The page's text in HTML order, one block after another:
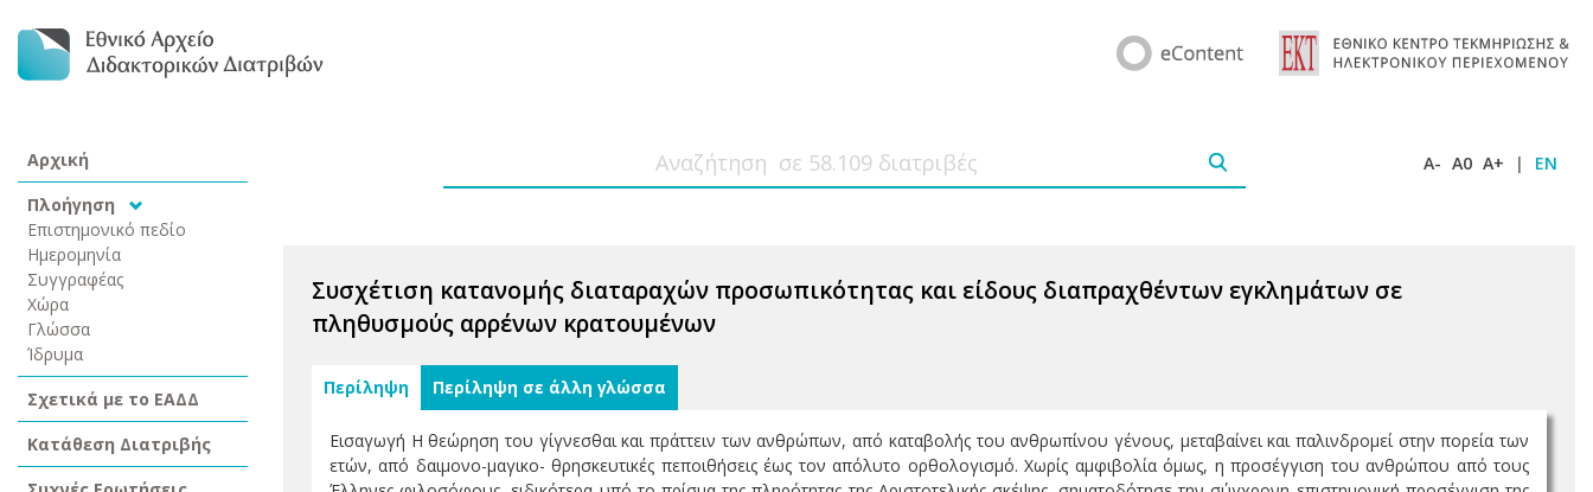
Αρχική
Πλοήγηση
Επιστημονικό πεδίο
Ημερομηνία
Συγγραφέας
Χώρα
Γλώσσα
Ίδρυμα
Σχετικά με το ΕΑΔΔ
Κατάθεση Διατριβής
A- A0 A+ | EN
Συσχέτιση κατανομής διαταραχών προσωπικότητας και είδους διαπραχθέντων εγκλημάτων σε
πληθυσμούς αρρένων κρατουμένων
Περίληψη Περίληψη σε άλλη γλώσσα
Εισαγωγή Η θεώρηση του γίγνεσθαι και πράττειν των ανθρώπων, από καταβολής του ανθρωπίνου γένους, μεταβαίνει και παλινδρομεί στην πορεία των
ετών, από δαιμονο-μαγικο- θρησκευτικές πεποιθήσεις έως τον απόλυτο ορθολογισμό. Χωρίς αμφιβολία όμως, η προσέγγιση του ανθρώπου από τους